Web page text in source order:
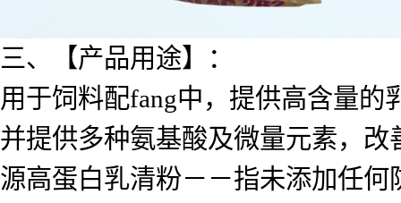
三、【产品用途】：
用于饲料配fang中，提供高含量
并提供多种氨基酸及微量元素，
源高蛋白乳清粉－－指未添加任